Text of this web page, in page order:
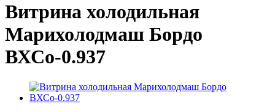
Витрина холодильная
Марихолодмаш Бордо
ВХСо-0.937